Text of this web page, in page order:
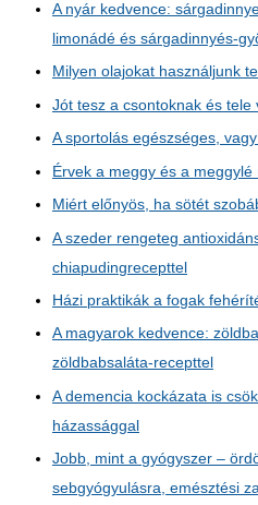
A nyár kedvence:
limonádé és sárgadinnyés-
Milyen olajokat használjunk
Jót tesz a csontoknak és
A sportolás egészséges,
Érvek a meggy és a meggylé
Miért előnyös, ha sötét
A szeder rengeteg
chiapudingrecepttel
Házi praktikák a fogak
A magyarok kedvence:
zöldbabsaláta-recepttel
A demencia kockázata is
házassággal
Jobb, mint a gyógyszer –
sebgyógyulásra, emésztési